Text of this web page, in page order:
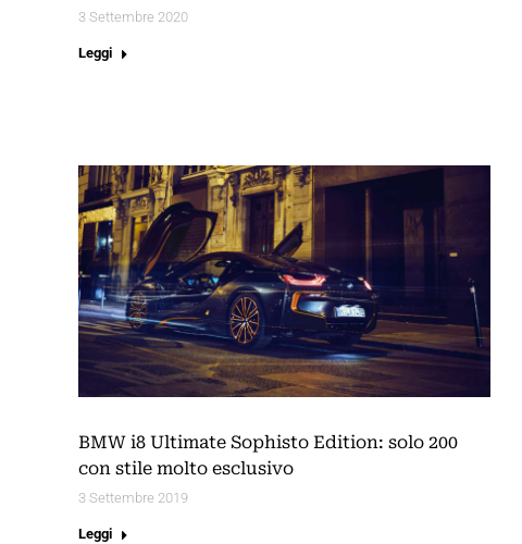
3 Settembre 2020
Leggi
BMW i8 Ultimate Sophisto Edition: solo 200
con stile molto esclusivo
3 Settembre 2019
Leggi